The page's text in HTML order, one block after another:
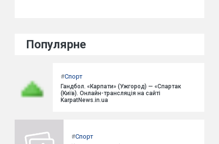
Популярне
#Спорт
Гандбол. «Карпати» (Ужгород) — «Спартак
(Київ). Онлайн-трансляція на сайті
KarpatNews.in.ua
#Спорт